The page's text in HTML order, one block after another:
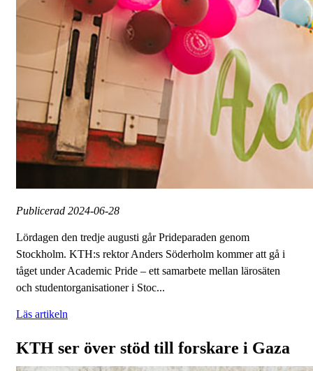
Publicerad 2024-06-28
Lördagen den tredje augusti går Prideparaden genom
Stockholm. KTH:s rektor Anders Söderholm kommer att gå i
tåget under Academic Pride – ett samarbete mellan lärosäten
och studentorganisationer i Stoc...
Läs artikeln
KTH ser över stöd till forskare i Gaza